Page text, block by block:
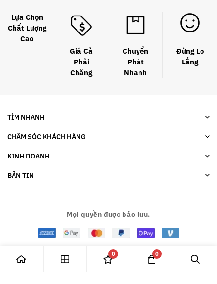
Lựa Chọn
Chất Lượng
Cao
Giá Cả
Phải
Chăng
Chuyển
Phát
Nhanh
Đừng Lo
Lắng
TÌM NHANH
CHĂM SÓC KHÁCH HÀNG
KINH DOANH
BẢN TIN
Mọi quyền được bảo lưu.
0 0